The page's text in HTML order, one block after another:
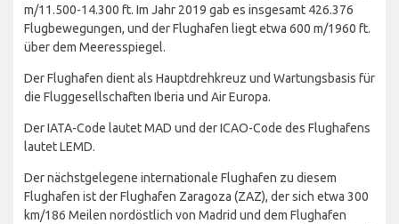
m/11.500-14.300 ft. Im Jahr 2019 gab es insgesamt 426.376
Flugbewegungen, und der Flughafen liegt etwa 600 m/1960 ft.
über dem Meeresspiegel.
Der Flughafen dient als Hauptdrehkreuz und Wartungsbasis für
die Fluggesellschaften Iberia und Air Europa.
Der IATA-Code lautet MAD und der ICAO-Code des Flughafens
lautet LEMD.
Der nächstgelegene internationale Flughafen zu diesem
Flughafen ist der Flughafen Zaragoza (ZAZ), der sich etwa 300
km/186 Meilen nordöstlich von Madrid und dem Flughafen